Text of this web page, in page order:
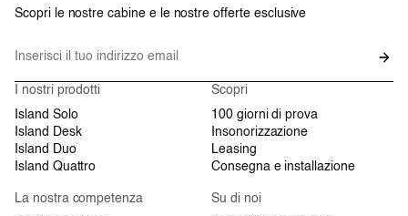
Scopri le nostre cabine e le nostre offerte esclusive
I nostri prodotti
Island Solo
Island Desk
Island Duo
Island Quattro
Scopri
100 giorni di prova
Insonorizzazione
Leasing
Consegna e installazione
La nostra competenza
Su di noi